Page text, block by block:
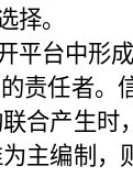
择。
平台中形成
责任者。
合产生时
主编制，